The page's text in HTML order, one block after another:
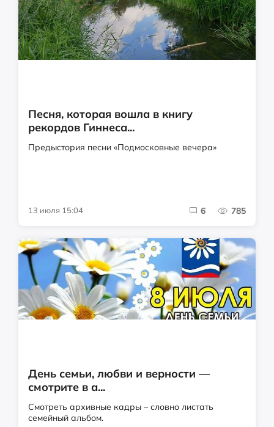
Песня, которая вошла в книгу
рекордов Гиннеса...
Предыстория песни «Подмосковные вечера»
13 июля 15:04 6 785
День семьи, любви и верности —
смотрите в а...
Смотреть архивные кадры – словно листать
семейный альбом.